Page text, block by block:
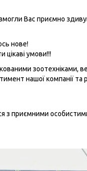
змогли Вас приємно
нове!
цікаві умови!!!
нашої компанії та
з приємними